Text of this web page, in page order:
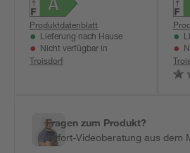
Produktdatenblatt
Lieferung nach Hause
Nicht verfügbar in
Troisdorf
Fragen zum Produkt?
Sofort-Videoberatung aus dem